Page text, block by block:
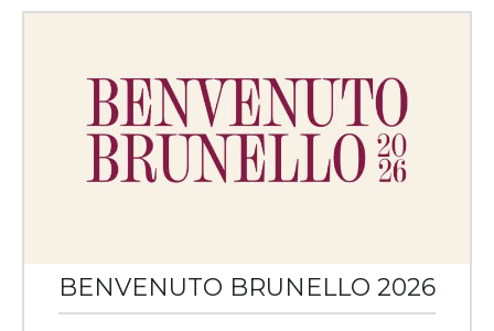
BENVENUTO BRUNELLO 2026